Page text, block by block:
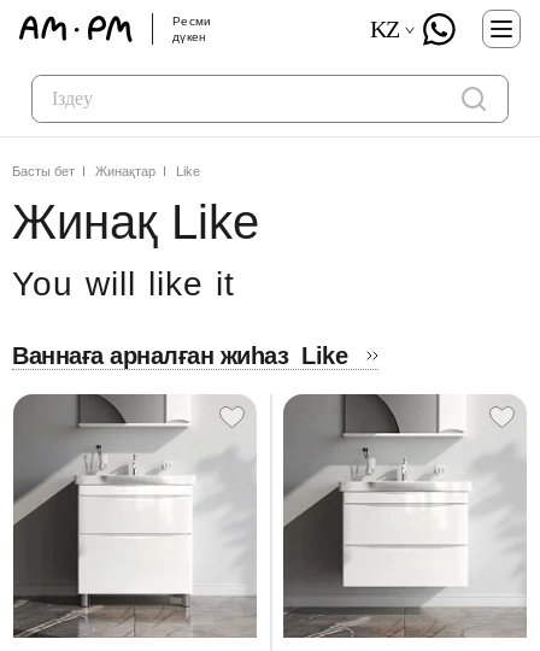
Ресми
дүкен
KZ
Басты бет Жинақтар Like
Жинақ Like
You will like it
Ваннаға арналған жиһаз Like